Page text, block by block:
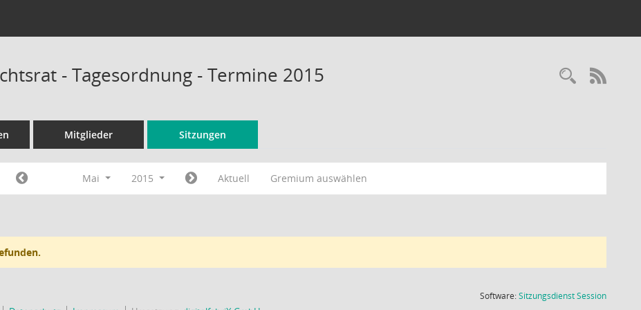
- Tagesordnung - Termine 2015
Mitglieder Sitzungen
Mai 2015 Aktuell Gremium auswählen
Software:SitzungsdienstSession(Wird in